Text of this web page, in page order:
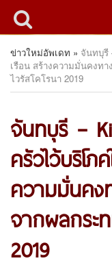
ข่าวใหม่อัพเดท » จันทบุรี
เรือน สร้างความมั่นคงท
ไวรัสโคโรนา 2019
จันทบุรี –
ครัวไว้บริโภ
ความมั่นคง
จากผลกระท
2019